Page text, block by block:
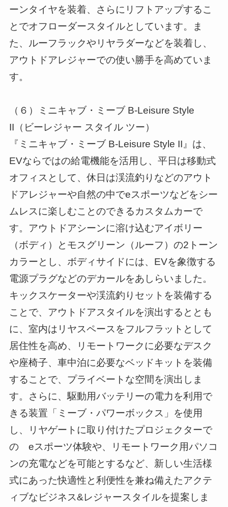
ーンタイヤを装着、さらにリフトアップするこ
とでオフローダースタイルとしています。ま
た、ルーフラックやリヤラダーなどを装着し、
アウトドアレジャーでの使い勝手を高めていま
す。
（６）ミニキャブ・ミーブ B-Leisure Style
II（ビーレジャー スタイル ツー）
『ミニキャブ・ミーブ B-Leisure Style II』は、
EVならではの給電機能を活用し、平日は移動式
オフィスとして、休日は渓流釣りなどのアウト
ドアレジャーや自然の中でeスポーツなどをシー
ムレスに楽しむことのできるカスタムカーで
す。アウトドアシーンに溶け込むアイボリー
（ボディ）とモスグリーン（ルーフ）の2トーン
カラーとし、ボディサイドには、EVを象徴する
電源プラグなどのデカールをあしらいました。
キックスケーターや渓流釣りセットを装備する
ことで、アウトドアスタイルを演出するととも
に、室内はリヤスペースをフルフラットとして
居住性を高め、リモートワークに必要なデスク
や座椅子、車中泊に必要なベッドキットを装備
することで、プライベートな空間を演出しま
す。さらに、駆動用バッテリーの電力を利用で
きる装置「ミーブ・パワーボックス」を使用
し、リヤゲートに取り付けたプロジェクターで
の eスポーツ体験や、リモートワーク用パソコ
ンの充電などを可能とするなど、新しい生活様
式にあった快適性と利便性を兼ね備えたアクテ
ィブなビジネス&レジャースタイルを提案しま